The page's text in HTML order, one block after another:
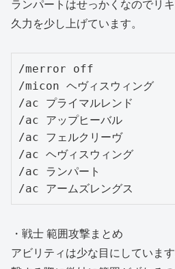
ランパートはせっかくなのでリ
久力を少し上げています。
/merror off
/micon ヘヴィスウィング
/ac プライマルレンド
/ac アップヒーバル
/ac フェルクリーヴ
/ac ヘヴィスウィング
/ac ランパート
/ac アームズレングス
・戦士 範囲攻撃まとめ
アビリティは少な目にしていま